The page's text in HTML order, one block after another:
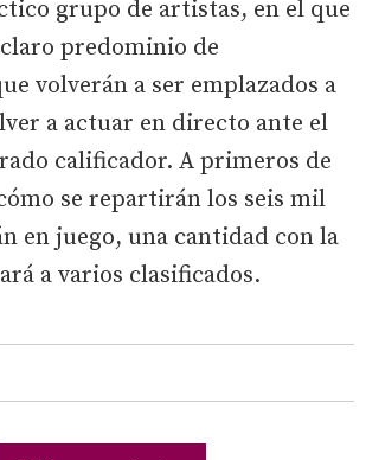
grupo de artistas, en el que
predominio de
volverán a ser emplazados a
a actuar en directo ante el
calificador. A primeros de
se repartirán los seis mil
en juego, una cantidad con la
a varios clasificados.